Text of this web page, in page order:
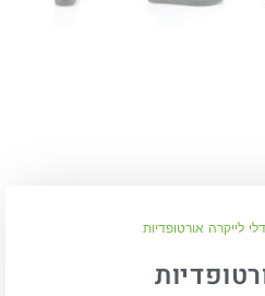
לייקרה אורטופדיות